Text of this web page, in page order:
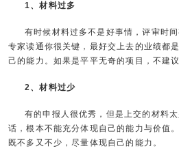
1、材料过多
有时候材料过多不是好事情，评审时
专家读通你很关键，最好交上去的业绩都
己的能力。如果是平平无奇的项目，不建议
2、材料过少
有的申报人很优秀，但是上交的材料
话，根本不能充分体现自己的能力与价值
既不多又不少，尽量体现自己的能力。